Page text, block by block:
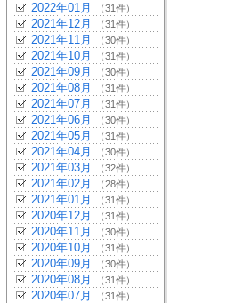
2022年01月 （31件）
2021年12月 （31件）
2021年11月 （30件）
2021年10月 （31件）
2021年09月 （30件）
2021年08月 （31件）
2021年07月 （31件）
2021年06月 （30件）
2021年05月 （31件）
2021年04月 （30件）
2021年03月 （32件）
2021年02月 （28件）
2021年01月 （31件）
2020年12月 （31件）
2020年11月 （30件）
2020年10月 （31件）
2020年09月 （30件）
2020年08月 （31件）
2020年07月 （31件）